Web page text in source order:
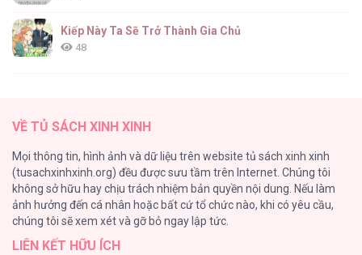
Kiếp Này Ta Sẽ Trở Thành Gia Chủ
48
44
Cash Or Credit
44
BÌNH MINH CHIA CẮT BÓNG ĐÊM
VỀ TỦ SÁCH XINH XINH
Mọi thông tin, hình ảnh và dữ liệu trên website tủ sách xinh xinh
(tusachxinhxinh.org) đều được sưu tầm trên Internet. Chúng tôi
không sở hữu hay chịu trách nhiệm bản quyền nội dung. Nếu làm
ảnh hưởng đến cá nhân hoặc bất cứ tổ chức nào, khi có yêu cầu,
chúng tôi sẽ xem xét và gỡ bỏ ngay lập tức.
LIÊN KẾT HỮU ÍCH